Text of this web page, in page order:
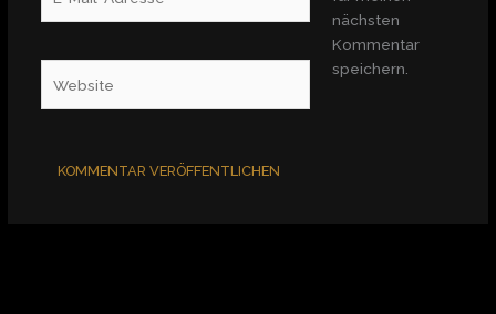
Mail-
nächsten
Kommentar
speichern.